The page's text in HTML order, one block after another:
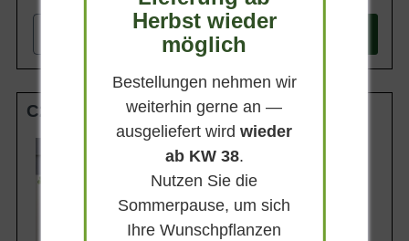
+ In den
C2
70 - 150 cm
Belaubung
Blüte
Cremeweiß
Herbst wieder
möglich
Bestellungen nehmen wir
weiterhin gerne an —
ausgeliefert wirdwieder
ab KW 38.
Nutzen Sie die
Sommerpause, um sich
Ihre Wunschpflanzen